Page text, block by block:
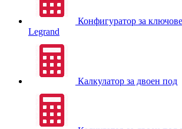
Конфигуратор за
Legrand
Калкулатор за двоен под